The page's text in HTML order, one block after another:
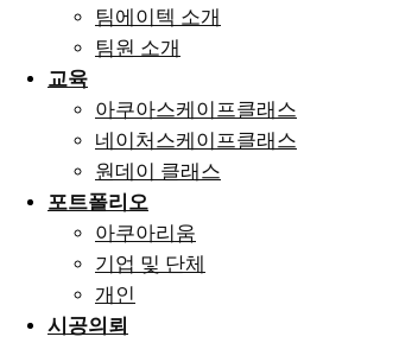
팀에이텍 소개
팀원 소개
교육
아쿠아스케이프클래스
네이처스케이프클래스
원데이 클래스
포트폴리오
아쿠아리움
기업 및 단체
개인
시공의뢰